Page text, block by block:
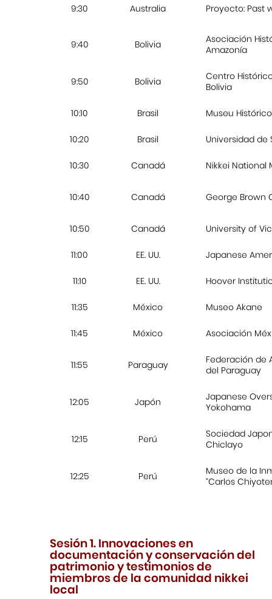
9:30 Australia Proyecto: Past
9:40 Bolivia
Asociación
Amazonía
9:50 Bolivia
Centro
Bolivia
10:10 Brasil Museu
10:20 Brasil Universidad de
10:30 Canadá Nikkei National
10:40 Canadá George Brown
10:50 Canadá University of
11:00 EE. UU. Japanese
11:10 EE. UU. Hoover
11:35 México Museo Akane
11:45 México Asociación
11:55 Paraguay
Federación de
del Paraguay
12:05 Japón
Japanese
Yokohama
12:15 Perú
Sociedad
Chiclayo
12:25 Perú
Museo de la
“Carlos
Sesión 1. Innovaciones en
documentación y conservación del
patrimonio y testimonios de
miembros de la comunidad nikkei
local